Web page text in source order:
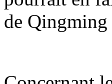
de Qingming